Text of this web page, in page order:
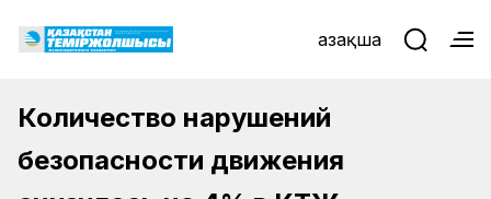
Қазақша
Количество нарушений
безопасности движения